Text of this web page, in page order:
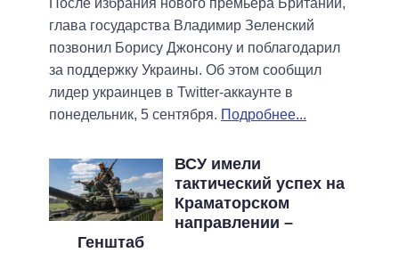
глава государства Владимир Зеленский
позвонил Борису Джонсону и поблагодарил
за поддержку Украины. Об этом сообщил
лидер украинцев в Twitter-аккаунте в
понедельник, 5 сентября. Подробнее...
ВСУ имели
тактический успех на
Краматорском
направлении –
Генштаб